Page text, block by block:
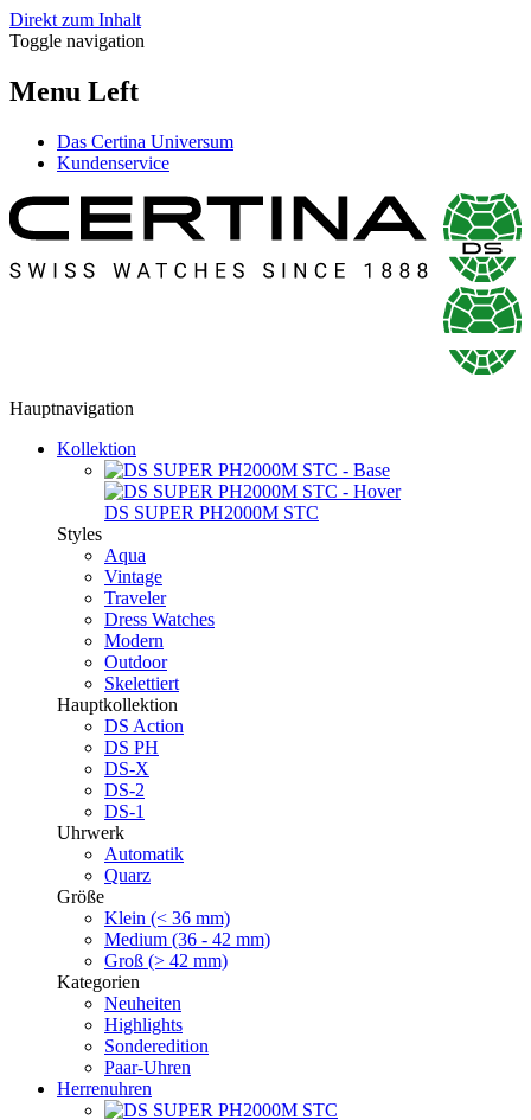
Direkt zum Inhalt
Toggle navigation
Menu Left
Das Certina Universum
Kundenservice
Hauptnavigation
Kollektion
DS SUPER PH2000M STC
Styles
Aqua
Vintage
Traveler
Dress Watches
Modern
Outdoor
Skelettiert
Hauptkollektion
DS Action
DS PH
DS-X
DS-2
DS-1
Uhrwerk
Automatik
Quarz
Größe
Klein (< 36 mm)
Medium (36 - 42 mm)
Groß (> 42 mm)
Kategorien
Neuheiten
Highlights
Sonderedition
Paar-Uhren
Herrenuhren